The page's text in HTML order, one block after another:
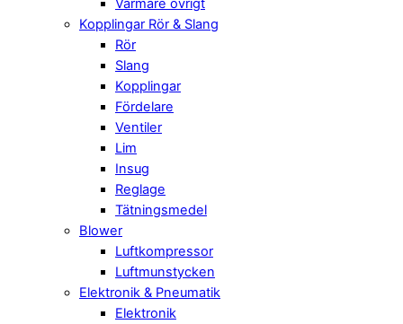
Värmare övrigt
Kopplingar Rör & Slang
Rör
Slang
Kopplingar
Fördelare
Ventiler
Lim
Insug
Reglage
Tätningsmedel
Blower
Luftkompressor
Luftmunstycken
Elektronik & Pneumatik
Elektronik